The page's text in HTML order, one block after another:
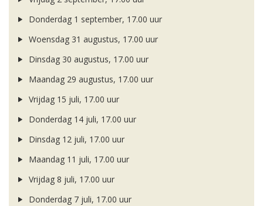
Donderdag 1 september, 17.00 uur
Woensdag 31 augustus, 17.00 uur
Dinsdag 30 augustus, 17.00 uur
Maandag 29 augustus, 17.00 uur
Vrijdag 15 juli, 17.00 uur
Donderdag 14 juli, 17.00 uur
Dinsdag 12 juli, 17.00 uur
Maandag 11 juli, 17.00 uur
Vrijdag 8 juli, 17.00 uur
Donderdag 7 juli, 17.00 uur